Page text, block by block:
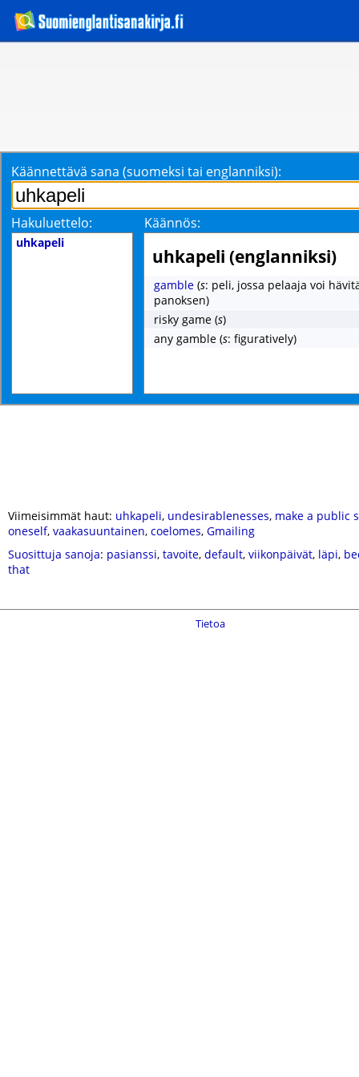
Käännettävä sana (suomeksi tai englanniksi):
Hakuluettelo: Käännös:
uhkapeli
uhkapeli (englanniksi)
gamble (s: peli, jossa pelaaja voi
panoksen)
risky game (s)
any gamble (s: figuratively)
Viimeisimmät haut: uhkapeli, undesirablenesses, make a public
oneself, vaakasuuntainen, coelomes, Gmailing
Suosittuja sanoja: pasianssi, tavoite, default, viikonpäivät, läpi,
that
Tietoa